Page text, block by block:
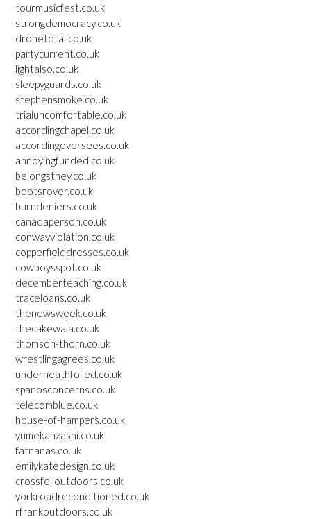
tourmusicfest.co.uk
strongdemocracy.co.uk
dronetotal.co.uk
partycurrent.co.uk
lightalso.co.uk
sleepyguards.co.uk
stephensmoke.co.uk
trialuncomfortable.co.uk
accordingchapel.co.uk
accordingoversees.co.uk
annoyingfunded.co.uk
belongsthey.co.uk
bootsrover.co.uk
burndeniers.co.uk
canadaperson.co.uk
conwayviolation.co.uk
copperfielddresses.co.uk
cowboysspot.co.uk
decemberteaching.co.uk
traceloans.co.uk
thenewsweek.co.uk
thecakewala.co.uk
thomson-thorn.co.uk
wrestlingagrees.co.uk
underneathfoiled.co.uk
spanosconcerns.co.uk
telecomblue.co.uk
house-of-hampers.co.uk
yumekanzashi.co.uk
fatnanas.co.uk
emilykatedesign.co.uk
crossfelloutdoors.co.uk
yorkroadreconditioned.co.uk
rfrankoutdoors.co.uk